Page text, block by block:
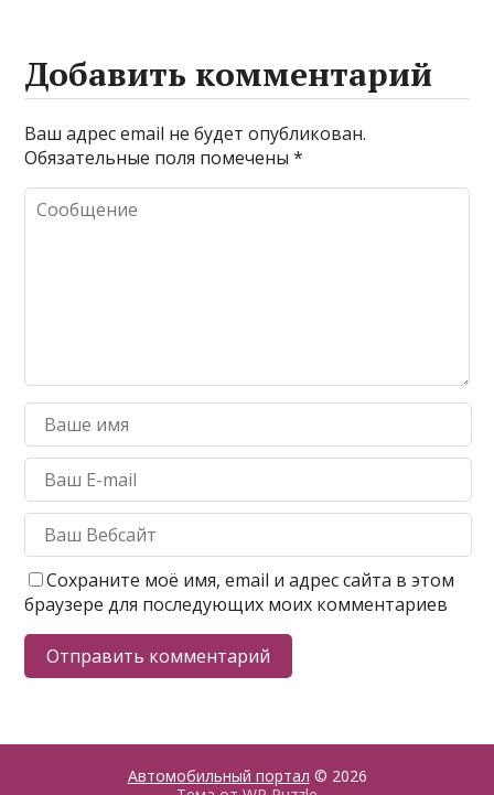
Добавить комментарий
Ваш адрес email не будет опубликован.
Обязательные поля помечены*
Сохраните моё имя, email и адрес сайта в этом
браузере для последующих моих комментариев
Автомобильный портал © 2026